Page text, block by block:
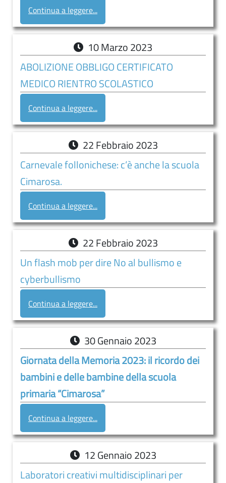
Comunicazioni
MODULISTICA
COUNSELING/SPORTELLO
D’ASCOLTO
Servizi
ORIENTAMENTO
Contatti
Segreteria
–
URP
Continua a leggere...
10Marzo 2023
ABOLIZIONE OBBLIGO CERTIFICATO
MEDICO RIENTRO SCOLASTICO
Continua a leggere...
22 Febbraio 2023
Carnevale follonichese: c’è anche la scuola
Cimarosa.
Continua a leggere...
22 Febbraio 2023
Un flash mob per dire No al bullismo e
cyberbullismo
Continua a leggere...
30Gennaio 2023
Giornata della Memoria 2023: il ricordo dei
bambini e delle bambine della scuola
primaria “Cimarosa”
Continua a leggere...
12 Gennaio 2023
Laboratori creativi multidisciplinari per